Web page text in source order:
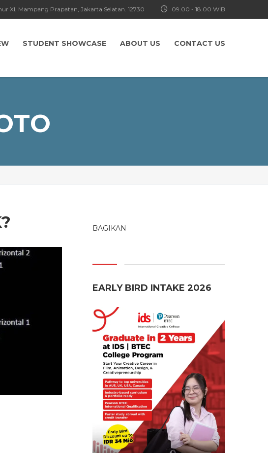
09.00 - 18.00 WIB
XI, Mampang Prapatan, Jakarta Selatan. 12730
STUDENT SHOWCASE ABOUT US CONTACT US
BAGIKAN
EARLY BIRD INTAKE 2026